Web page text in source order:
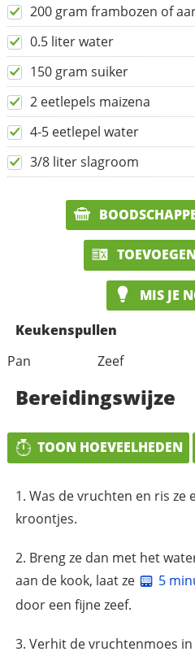
200 gram frambozen of
0.5 liter water
150 gram suiker
2 eetlepels maizena
4-5 eetlepel water
3/8 liter slagroom
MIS JE
Keukenspullen
Pan
Zeef
Bereidingswijze
TOON HOEVEELHEDEN
Was de vruchten en ris ze
kroontjes.
Breng ze dan met het
aan de kook, laat ze
5
door een fijne zeef.
Verhit de vruchtenmoes